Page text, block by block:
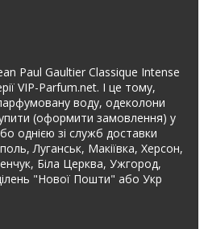
Paul Gaultier Classique Intense
VIP-Parfum.net. І це тому,
воду, одеколони
(оформити замовлення) у
однією зі служб доставки
Луганськ, Макіївка, Херсон,
Біла Церква, Ужгород,
"Нової Пошти" або Укр